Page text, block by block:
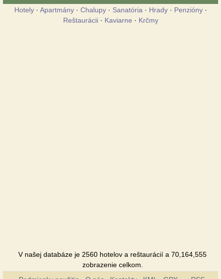
Hotely· Apartmány· Chalupy· Sanatória · Hrady· Penzióny·
Reštaurácii· Kaviarne · Krčmy
V našej databáze je 2560 hotelov a reštaurácií a 70,164,555
zobrazenie celkom.